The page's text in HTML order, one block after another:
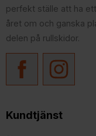
perfekt ställe att ha
året om och ganska
delen på rullskidor.
Kundtjänst